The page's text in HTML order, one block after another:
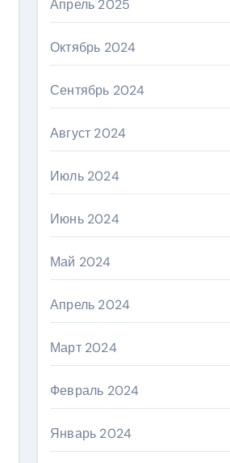
Апрель 2025
Октябрь 2024
Сентябрь 2024
Август 2024
Июль 2024
Июнь 2024
Май 2024
Апрель 2024
Март 2024
Февраль 2024
Январь 2024